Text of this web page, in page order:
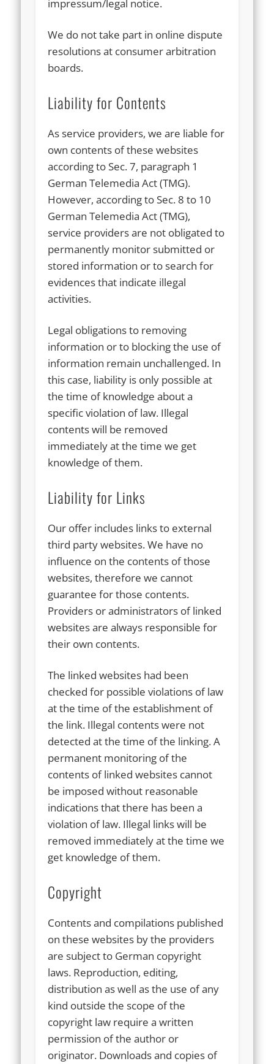
impressum/legal notice.
We do not take part in online dispute
resolutions at consumer arbitration
boards.
Liability for Contents
As service providers, we are liable for
own contents of these websites
according to Sec. 7, paragraph 1
German Telemedia Act (TMG).
However, according to Sec. 8 to 10
German Telemedia Act (TMG),
service providers are not obligated to
permanently monitor submitted or
stored information or to search for
evidences that indicate illegal
activities.
Legal obligations to removing
information or to blocking the use of
information remain unchallenged. In
this case, liability is only possible at
the time of knowledge about a
specific violation of law. Illegal
contents will be removed
immediately at the time we get
knowledge of them.
Liability for Links
Our offer includes links to external
third party websites. We have no
influence on the contents of those
websites, therefore we cannot
guarantee for those contents.
Providers or administrators of linked
websites are always responsible for
their own contents.
The linked websites had been
checked for possible violations of law
at the time of the establishment of
the link. Illegal contents were not
detected at the time of the linking. A
permanent monitoring of the
contents of linked websites cannot
be imposed without reasonable
indications that there has been a
violation of law. Illegal links will be
removed immediately at the time we
get knowledge of them.
Copyright
Contents and compilations published
on these websites by the providers
are subject to German copyright
laws. Reproduction, editing,
distribution as well as the use of any
kind outside the scope of the
copyright law require a written
permission of the author or
originator. Downloads and copies of